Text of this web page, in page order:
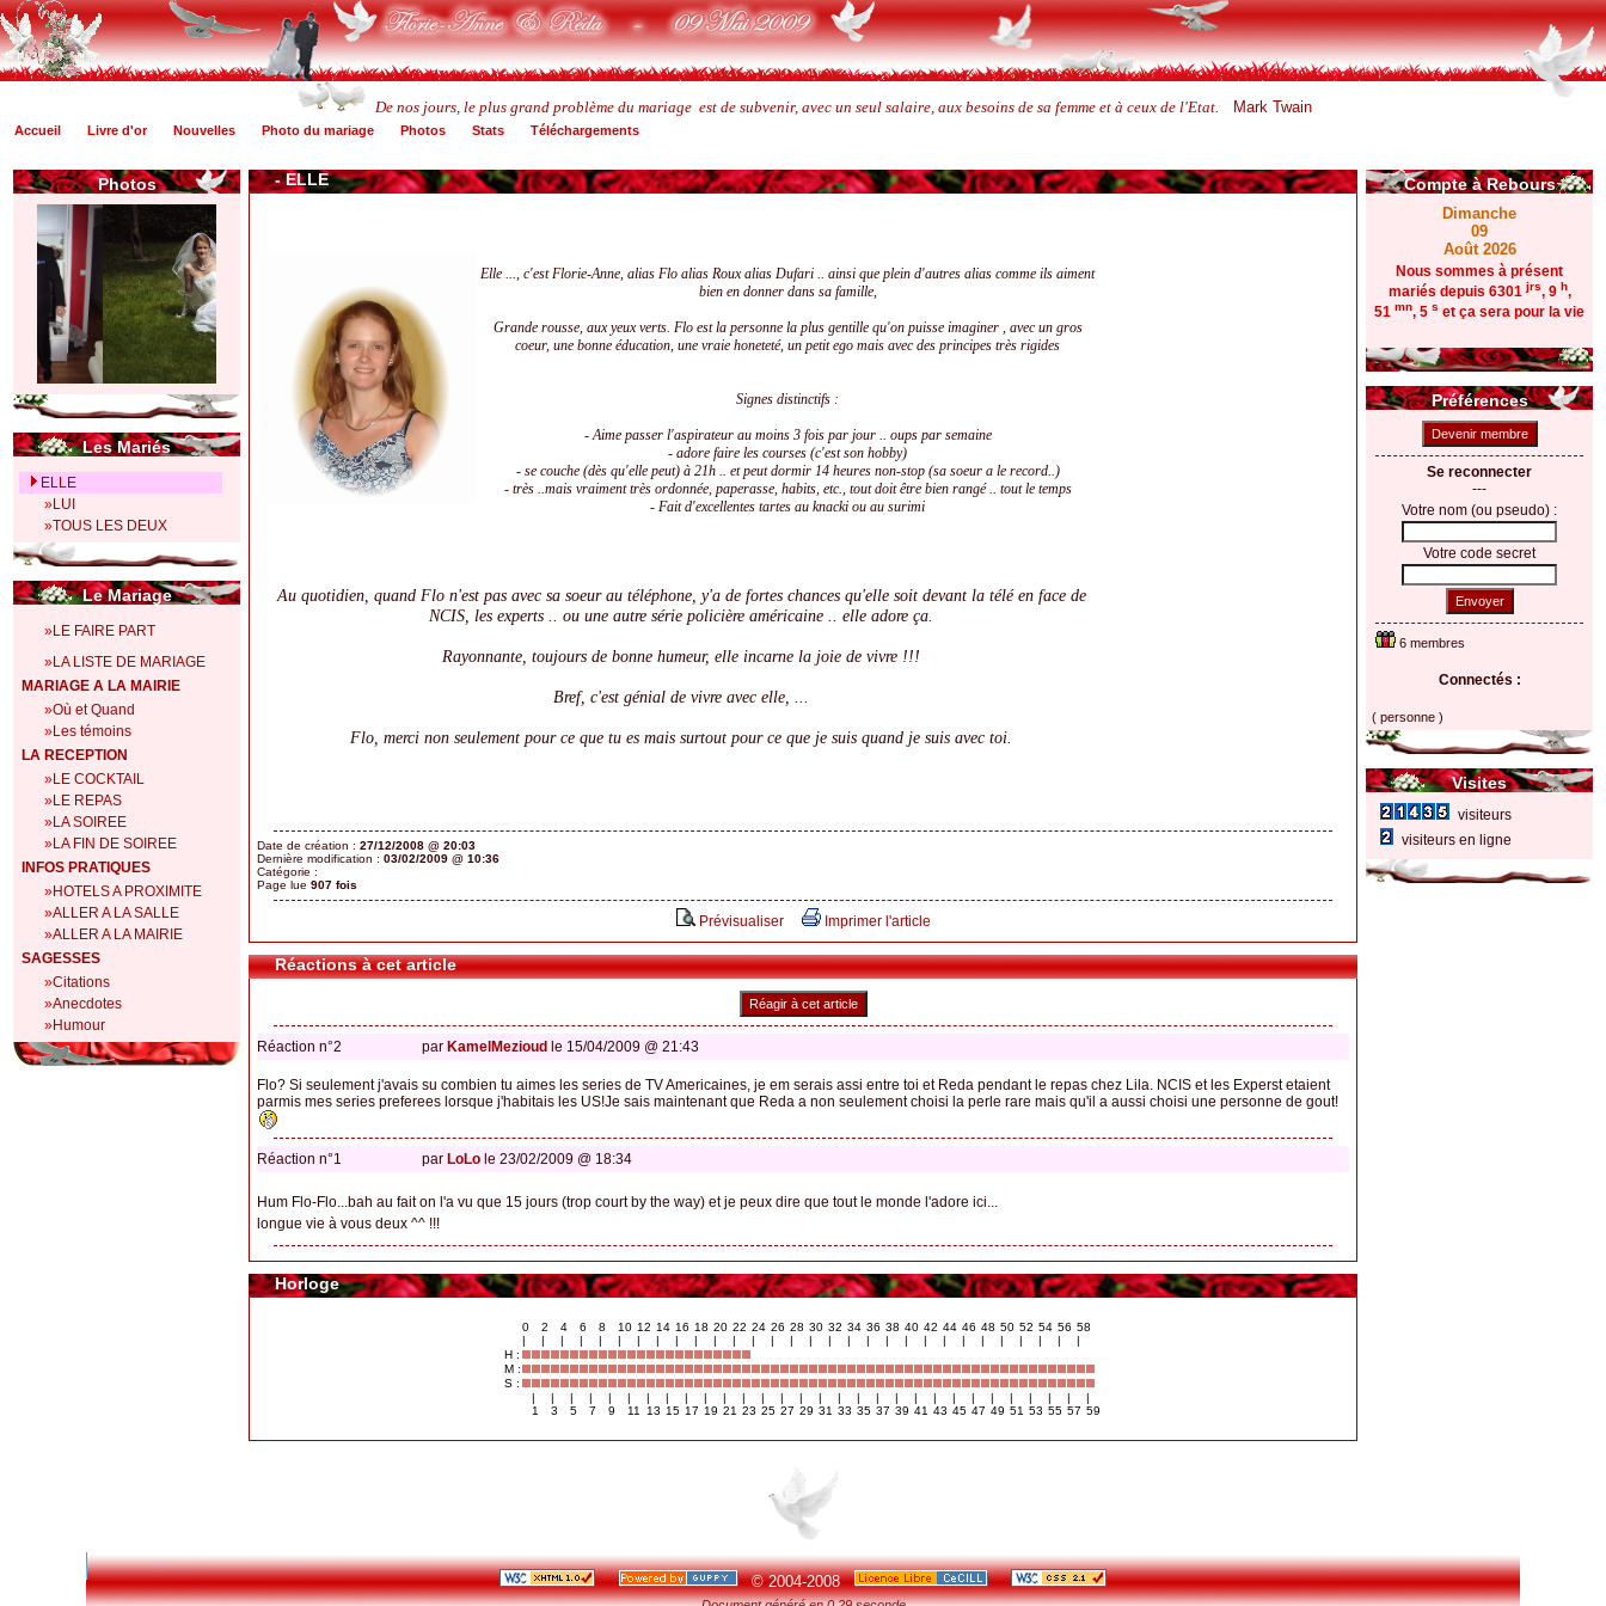
De nos jours, le plus grand problème du mariage est de subvenir, avec un seul salaire, aux besoins de sa femme et à ceux de l'Etat. Mark Twain
Accueil Livre d'or Nouvelles Photo du mariage Photos Stats Téléchargements
Photos
Les Mariés
ELLE
»LUI
»TOUS LES DEUX
Le Mariage
»LE FAIRE PART
»LA LISTE DE MARIAGE
MARIAGE A LA MAIRIE
»Où et Quand
»Les témoins
LA RECEPTION
»LE COCKTAIL
»LE REPAS
»LA SOIREE
»LA FIN DE SOIREE
INFOS PRATIQUES
»HOTELS A PROXIMITE
»ALLER A LA SALLE
»ALLER A LA MAIRIE
SAGESSES
»Citations
»Anecdotes
»Humour
-ELLE
Elle ..., c'est Florie-Anne, alias Flo alias Roux alias Dufari .. ainsi que plein d'autres alias comme ils aiment
bien en donner dans sa famille,
Grande rousse, aux yeux verts. Flo est la personne la plus gentille qu'on puisse imaginer , avec un gros
coeur, une bonne éducation, une vraie honeteté, un petit ego mais avec des principes très rigides
Signes distinctifs :
- Aime passer l'aspirateur au moins 3 fois par jour .. oups par semaine
- adore faire les courses (c'est son hobby)
- se couche (dès qu'elle peut) à 21h .. et peut dormir 14 heures non-stop (sa soeur a le record..)
- très ..mais vraiment très ordonnée, paperasse, habits, etc., tout doit être bien rangé .. tout le temps
- Fait d'excellentes tartes au knacki ou au surimi
Au quotidien, quand Flo n'est pas avec sa soeur au téléphone, y'a de fortes chances qu'elle soit devant la télé en face de
NCIS, les experts .. ou une autre série policière américaine .. elle adore ça.
Rayonnante, toujours de bonne humeur, elle incarne la joie de vivre !!!
Bref, c'est génial de vivre avec elle, ...
Flo, merci non seulement pour ce que tu es mais surtout pour ce que je suis quand je suis avec toi.
Date de création : 27/12/2008 @ 20:03
Dernière modification : 03/02/2009 @ 10:36
Catégorie :
Page lue 907 fois
Prévisualiser Imprimer l'article
Réactions à cet article
Réagir à cet article
Réaction n°2 par KamelMezioud le 15/04/2009 @ 21:43
Flo? Si seulement j'avais su combien tu aimes les series de TV Americaines, je em serais assi entre toi et Reda pendant le repas chez Lila. NCIS et les Experst etaient
parmis mes series preferees lorsque j'habitais les US!Je sais maintenant que Reda a non seulement choisi la perle rare mais qu'il a aussi choisi une personne de gout!
Réaction n°1 par LoLo le 23/02/2009 @ 18:34
Hum Flo-Flo...bah au fait on l'a vu que 15 jours (trop court by the way) et je peux dire que tout le monde l'adore ici...
longue vie à vous deux ^^ !!!
Horloge
0
|
2
|
4
|
6
|
8
|
10
|
12
|
14
|
16
|
18
|
20
|
22
|
24
|
26
|
28
|
30
|
32
|
34
|
36
|
38
|
40
|
42
|
44
|
46
|
48
|
50
|
52
|
54
|
56
|
58
|
H :
M :
S :
|
1
|
3
|
5
|
7
|
9
|
11
|
13
|
15
|
17
|
19
|
21
|
23
|
25
|
27
|
29
|
31
|
33
|
35
|
37
|
39
|
41
|
43
|
45
|
47
|
49
|
51
|
53
|
55
|
57
|
59
Compte à Rebours
Dimanche
09
Août 2026
Nous sommes à présent
mariés depuis 6301jrs, 9 h,
51 mn, 5 s et ça sera pour la vie
Préférences
Devenir membre
Se reconnecter
---
Votre nom (ou pseudo) :
Votre code secret
Envoyer
6 membres
Connectés :
( personne )
Visites
visiteurs
visiteurs en ligne
© 2004-2008